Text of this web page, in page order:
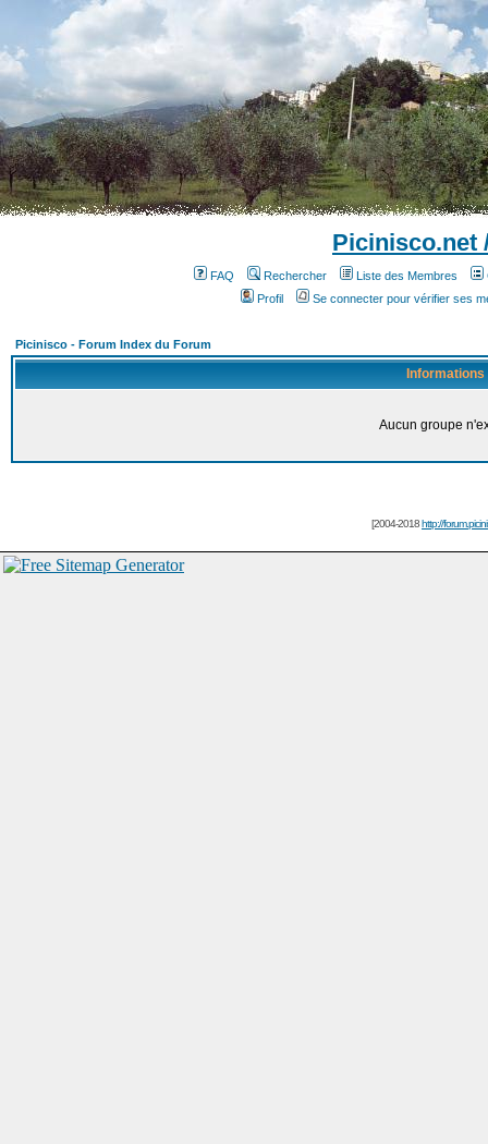
Picinisco.net
FAQ Rechercher Liste des Membres
Profil
Se connecter pour vérifier ses
Picinisco - Forum Index du Forum
Informations
Aucun groupe
[2004-2018http://